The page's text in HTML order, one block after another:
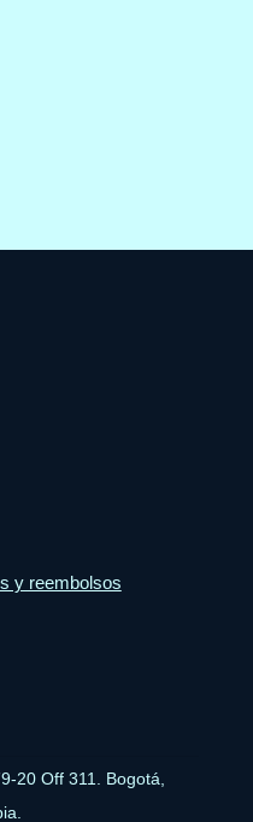
y reembolsos
20 Off 311. Bogotá,